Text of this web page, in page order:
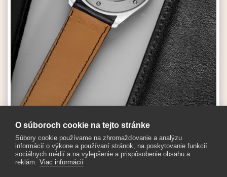
ZOBRAZIŤ CELÚ GALÉRIU
O súboroch cookie na tejto stránke
Súbory cookie používame na zhromažďovanie a analýzu
informácií o výkone a používaní stránok, na poskytovanie funkcií
sociálnych médií a na vylepšenie a prispôsobenie obsahu a
reklám. Viac informácií